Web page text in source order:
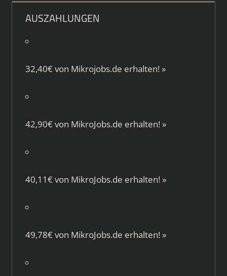
AUSZAHLUNGEN
32,40€ von Mikrojobs.de erhalten! »
42,90€ von MikroJobs.de erhalten! »
40,11€ von MikroJobs.de erhalten! »
49,78€ von MikroJobs.de erhalten! »